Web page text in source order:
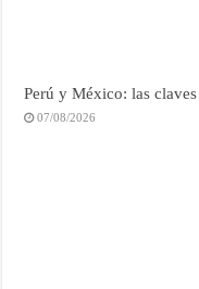
Perú y México: las
07/08/2026